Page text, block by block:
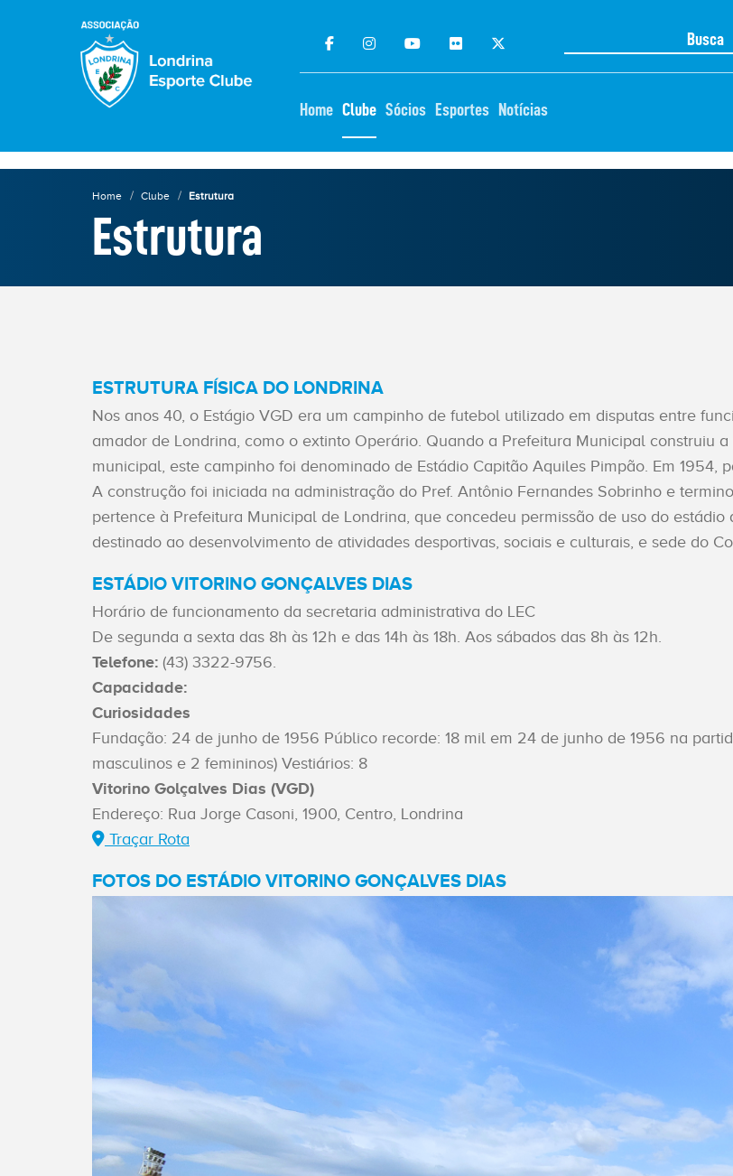
×
Esportes
Notícias
Home Clube Sócios Esportes Notícias
Home Clube Estrutura
Estrutura
ESTRUTURA FÍSICA DO LONDRINA
Nos anos 40, o Estágio VGD era um campinho de futebol utilizado em disputas entre
amador de Londrina, como o extinto Operário. Quando a Prefeitura Municipal construiu
municipal, este campinho foi denominado de Estádio Capitão Aquiles Pimpão. Em 1954,
A construção foi iniciada na administração do Pref. Antônio Fernandes Sobrinho e
pertence à Prefeitura Municipal de Londrina, que concedeu permissão de uso do estádio
destinado ao desenvolvimento de atividades desportivas, sociais e culturais, e sede do
ESTÁDIO VITORINO GONÇALVES DIAS
Horário de funcionamento da secretaria administrativa do LEC
De segunda a sexta das 8h às 12h e das 14h às 18h. Aos sábados das 8h às 12h.
Telefone: (43) 3322-9756.
Capacidade:
Curiosidades
Fundação: 24 de junho de 1956 Público recorde: 18 mil em 24 de junho de 1956 na
masculinos e 2 femininos) Vestiários: 8
Vitorino Golçalves Dias (VGD)
Endereço: Rua Jorge Casoni, 1900, Centro, Londrina
Traçar Rota
FOTOS DO ESTÁDIO VITORINO GONÇALVES DIAS